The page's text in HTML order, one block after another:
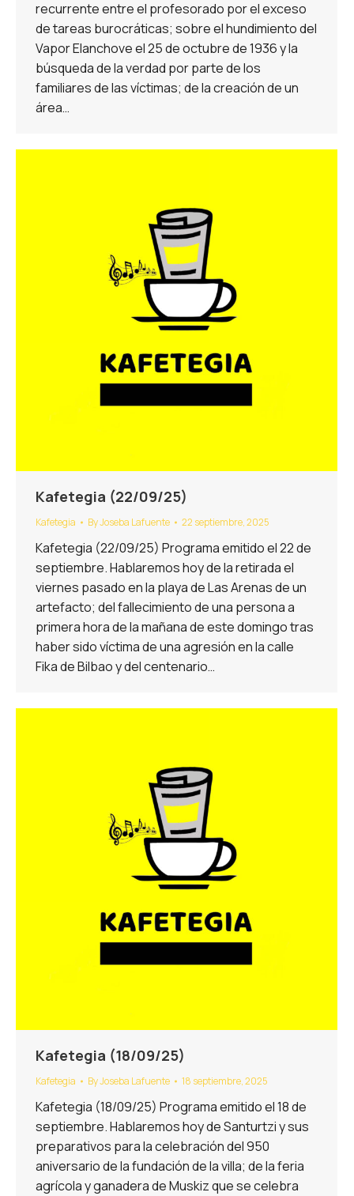
recurrente entre el profesorado por el exceso
de tareas burocráticas; sobre el hundimiento del
Vapor Elanchove el 25 de octubre de 1936 y la
búsqueda de la verdad por parte de los
familiares de las víctimas; de la creación de un
área…
Kafetegia (22/09/25)
Kafetegia ByJoseba Lafuente 22 septiembre, 2025
Kafetegia (22/09/25) Programa emitido el 22 de
septiembre. Hablaremos hoy de la retirada el
viernes pasado en la playa de Las Arenas de un
artefacto; del fallecimiento de una persona a
primera hora de la mañana de este domingo tras
haber sido víctima de una agresión en la calle
Fika de Bilbao y del centenario…
Kafetegia (18/09/25)
Kafetegia ByJoseba Lafuente 18 septiembre, 2025
Kafetegia (18/09/25) Programa emitido el 18 de
septiembre. Hablaremos hoy de Santurtzi y sus
preparativos para la celebración del 950
aniversario de la fundación de la villa; de la feria
agrícola y ganadera de Muskiz que se celebra